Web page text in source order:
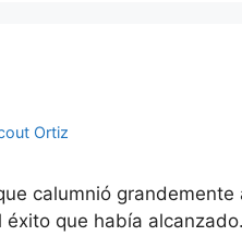
Ortiz
calumnió
que había